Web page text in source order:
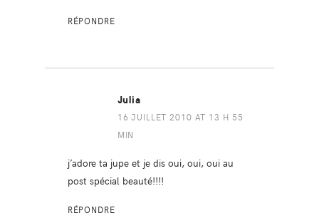
RÉPONDRE
Julia
16 JUILLET 2010 AT 13 H 55
MIN
j’adore ta jupe et je dis oui, oui, oui au
post spécial beauté!!!!
RÉPONDRE